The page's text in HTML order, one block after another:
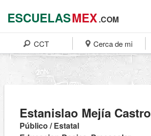
ESCUELASMEX.COM
CCT Cerca de mi
Estanislao Mejía Castro
Público / Estatal